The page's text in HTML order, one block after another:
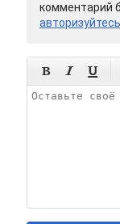
комментарий
авторизуйтесь
  